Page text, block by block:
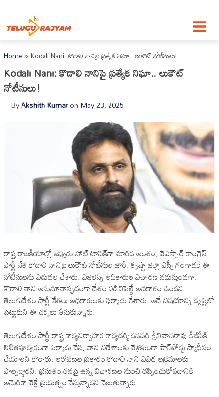
Home»Kodali Nani: కొడాలి నానిపై ప్రత్యేక నిఘా.. లుకౌట్ నోటీసులు!
Kodali Nani: కొడాలి నానిపై ప్రత్యేక నిఘా.. లుకౌట్
నోటీసులు!
ByAkshith Kumaron May 23, 2025
రాష్ట్ర రాజకీయాల్లో ఇప్పుడు హాట్ టాపిక్‌గా మారిన అంశం, వైఎస్సార్ కాంగ్రెస్
పార్టీ నేత కొడాలి నానిపై లుకౌట్ నోటీసుల జారీ. కృష్ణా జిల్లా ఎస్పీ గంగాధర్ ఈ
నోటీసులను విడుదల చేశారు. విజిలెన్స్ అధికారుల విచారణ నడుస్తుండగా,
కొడాలి నాని అనుమానాస్పదంగా దేశం విడిచిపెట్టే అవకాశం ఉందని
తెలుగుదేశం పార్టీ నేతలు అధికారులకు ఫిర్యాదు చేశారు. అదే విషయాన్ని దృష్టిలో
పెట్టుకుని ఈ చర్యలు తీసుకున్నారు.
తెలుగుదేశం పార్టీ రాష్ట్ర కార్యనిర్వాహక కార్యదర్శి కనపర్తి శ్రీనివాసరావు డీజీపీకి
లిఖితపూర్వకంగా ఫిర్యాదు చేసి, నాని విదేశాలకు వెళ్లకుండా పాస్‌పోర్టు స్వాధీనం
చేయాలని కోరారు. ఆరోపణల ప్రకారం కొడాలి నాని వివిధ అక్రమాలకు
పాల్పడ్డారని, ప్రస్తుతం తనపై ఉన్న విచారణల నుంచి తప్పించుకోవడానికి
అమెరికా వెళ్లే ప్రయత్నం చేస్తున్నారని చెబుతున్నారు.